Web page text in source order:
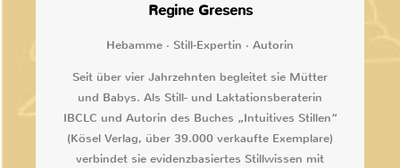
Regine Gresens
Hebamme · Still-Expertin · Autorin
Seit über vier Jahrzehnten begleitet sie Mütter
und Babys. Als Still- und Laktationsberaterin
IBCLC und Autorin des Buches „Intuitives Stillen“
(Kösel Verlag, über 39.000 verkaufte Exemplare)
verbindet sie evidenzbasiertes Stillwissen mit